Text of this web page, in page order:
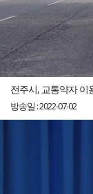
전주시, 교통약자 이
방송일 : 2022-07-02